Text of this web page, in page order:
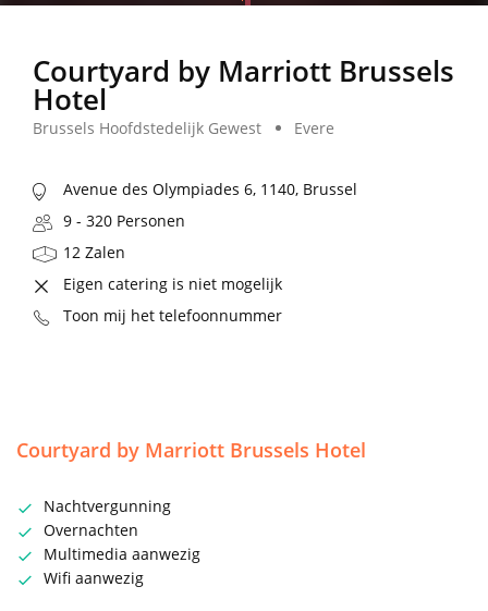
Courtyard by Marriott Brussels
Hotel
Brussels Hoofdstedelijk Gewest Evere
Avenue des Olympiades 6, 1140, Brussel
9 - 320 Personen
12 Zalen
Eigen catering is niet mogelijk
Toon mij het telefoonnummer
Courtyard by Marriott Brussels Hotel
Nachtvergunning
Overnachten
Multimedia aanwezig
Wifi aanwezig